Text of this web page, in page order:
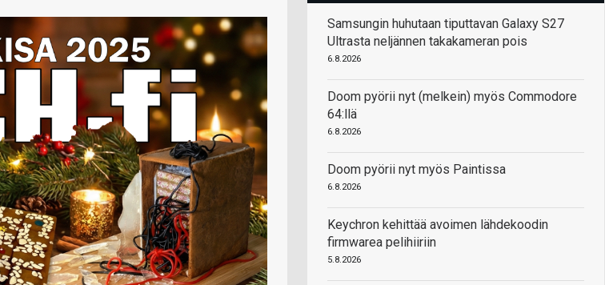
Samsungin huhutaan tiputtavan Galaxy S27
Ultrasta neljännen takakameran pois
6.8.2026
Doom pyörii nyt (melkein) myös Commodore
64:llä
6.8.2026
Doom pyörii nyt myös Paintissa
6.8.2026
Keychron kehittää avoimen lähdekoodin
firmwarea pelihiiriin
5.8.2026